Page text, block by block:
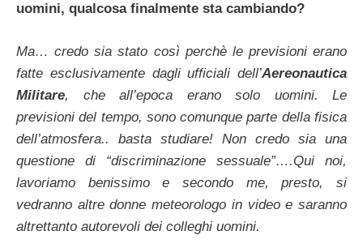
uomini, qualcosa finalmente sta cambiando?
Ma… credo sia stato così perchè le previsioni erano
fatte esclusivamente dagli ufficiali dell’Aereonautica
Militare, che all’epoca erano solo uomini. Le
previsioni del tempo, sono comunque parte della fisica
dell’atmosfera.. basta studiare! Non credo sia una
questione di “discriminazione sessuale”….Qui noi,
lavoriamo benissimo e secondo me, presto, si
vedranno altre donne meteorologo in video e saranno
altrettanto autorevoli dei colleghi uomini.